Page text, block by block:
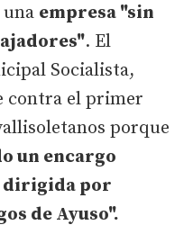
empresa "sin
. El
Socialista,
contra el primer
porque
un encargo
dirigida por
de Ayuso".